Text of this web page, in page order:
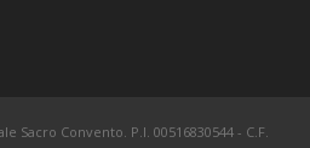
Sacro Convento. P.I. 00516830544 - C.F.